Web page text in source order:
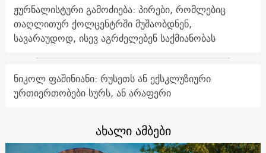
ჟურნალისტური გამოძიება: პირები, რომლებიც
თაღლითურ ქოლცენტრში მუშაობდნენ,
სავარაუდოდ, ისევ აგრძელებენ საქმიანობას
ნიკოლ ფაშინიანი: რუსეთს ან ექსკლუზიური
ურთიერთობები სურს, ან არაფერი
ახალი ამბები